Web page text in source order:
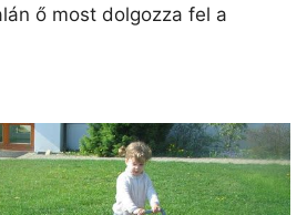
ő most dolgozza fel a